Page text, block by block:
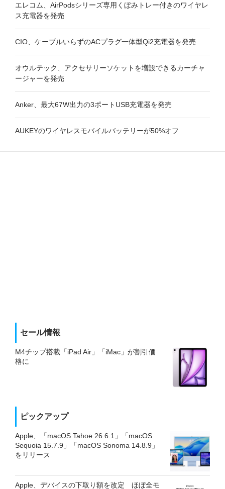
エレコム、AirPodsシリーズ専用くぼみトレー付きのワイヤレ
ス充電器を発売
CIO、ケーブルいらずのACプラグ一体型Qi2充電器を発売
オウルテック、アクセサリーソケットを増設できるカーチャ
ージャーを発売
Anker、最大67W出力の3ポートUSB充電器を発売
AUKEYのワイヤレスモバイルバッテリーが50%オフ
セール情報
M4チップ搭載「iPad Air」「iMac」が割引価
格に
ピックアップ
Apple、「macOS Tahoe 26.6.1」「macOS
Sequoia 15.7.9」「macOS Sonoma 14.8.9」
をリリース
Apple、デバイスの下取り額を改定 ほぼ全モ